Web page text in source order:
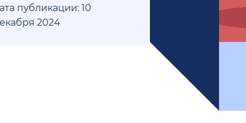
публикации: 10
2024